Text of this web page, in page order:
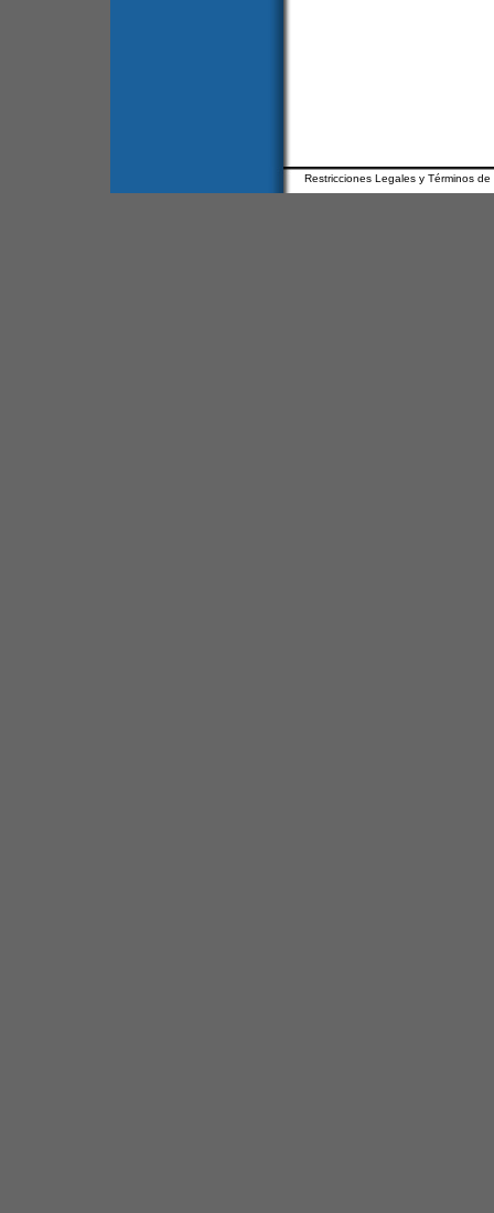
Restricciones Legales y Términos de